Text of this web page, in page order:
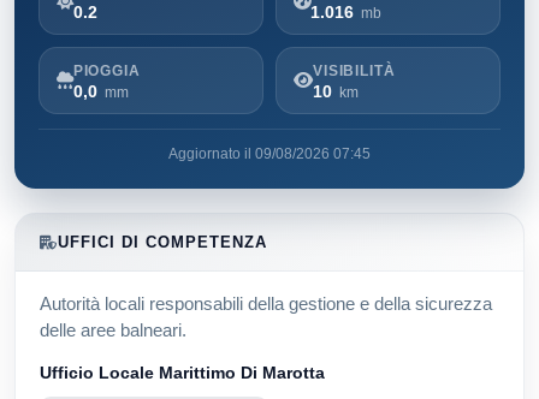
0.2 1.016 mb
PIOGGIA
0,0 mm
VISIBILITÀ
10 km
Aggiornato il 09/08/2026 07:45
UFFICI DI COMPETENZA
Autorità locali responsabili della gestione e della sicurezza
delle aree balneari.
Ufficio Locale Marittimo Di Marotta